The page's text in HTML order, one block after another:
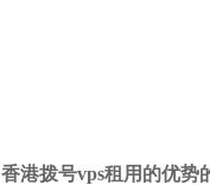
香港拨号vps租用的优势